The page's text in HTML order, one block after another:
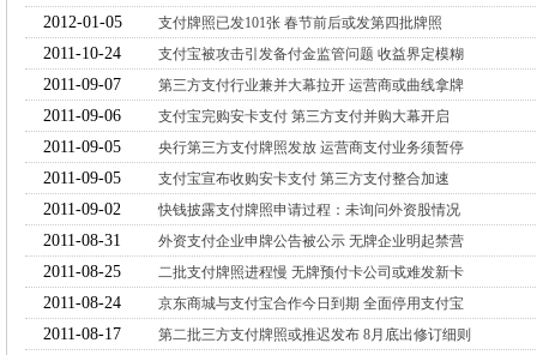
2012-01-05 支付牌照已发101张 春节前后或发第四批牌照
2011-10-24 支付宝被攻击引发备付金监管问题 收益界定模糊
2011-09-07 第三方支付行业兼并大幕拉开 运营商或曲线拿牌
2011-09-06 支付宝完购安卡支付 第三方支付并购大幕开启
2011-09-05 央行第三方支付牌照发放 运营商支付业务须暂停
2011-09-05 支付宝宣布收购安卡支付 第三方支付整合加速
2011-09-02 快钱披露支付牌照申请过程：未询问外资股情况
2011-08-31 外资支付企业申牌公告被公示 无牌企业明起禁营
2011-08-25 二批支付牌照进程慢 无牌预付卡公司或难发新卡
2011-08-24 京东商城与支付宝合作今日到期 全面停用支付宝
2011-08-17 第二批三方支付牌照或推迟发布 8月底出修订细则